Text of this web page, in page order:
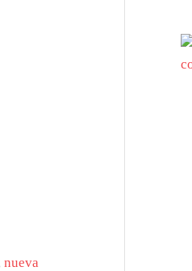
nueva